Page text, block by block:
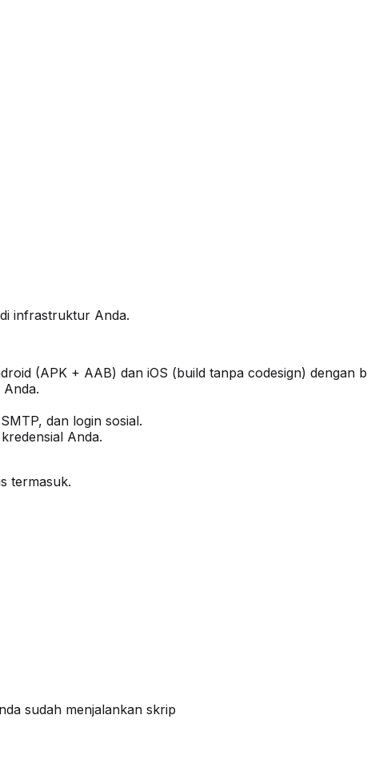
infrastruktur Anda.
(APK + AAB) dan iOS (build tanpa codesign) dengan
Anda.
dan login sosial.
Anda.
termasuk.
sudah menjalankan skrip